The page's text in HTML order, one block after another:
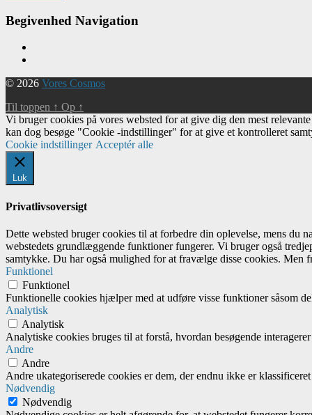
Begivenhed Navigation
© 2026 Vores Cosmos
Til toppen ↑ Op ↑
Vi bruger cookies på vores websted for at give dig den mest
kan dog besøge "Cookie -indstillinger" for at give et kontrolleret
Cookie indstillinger Acceptér alle
Luk
Privatlivsoversigt
Dette websted bruger cookies til at forbedre din oplevelse, mens du
webstedets grundlæggende funktioner fungerer. Vi bruger også
samtykke. Du har også mulighed for at fravælge disse cookies. Men
Funktionel
Funktionel
Funktionelle cookies hjælper med at udføre visse funktioner såsom
Analytisk
Analytisk
Analytiske cookies bruges til at forstå, hvordan besøgende
Andre
Andre
Andre ukategoriserede cookies er dem, der endnu ikke er
Nødvendig
Nødvendig